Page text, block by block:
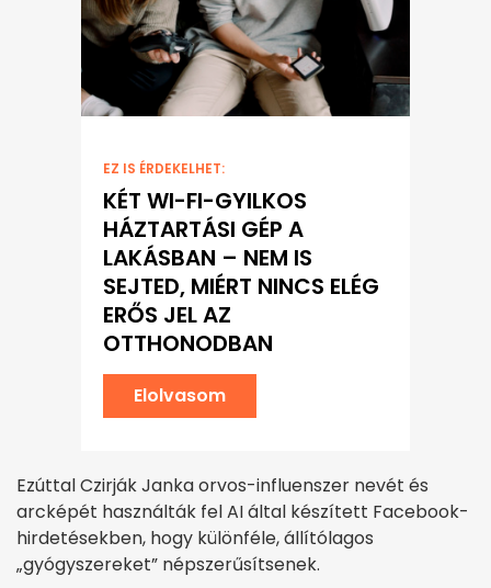
EZ IS ÉRDEKELHET:
KÉT WI-FI-GYILKOS
HÁZTARTÁSI GÉP A
LAKÁSBAN – NEM IS
SEJTED, MIÉRT NINCS ELÉG
ERŐS JEL AZ
OTTHONODBAN
Elolvasom
Ezúttal Czirják Janka orvos-influenszer nevét és
arcképét használták fel AI által készített Facebook-
hirdetésekben, hogy különféle, állítólagos
„gyógyszereket” népszerűsítsenek.